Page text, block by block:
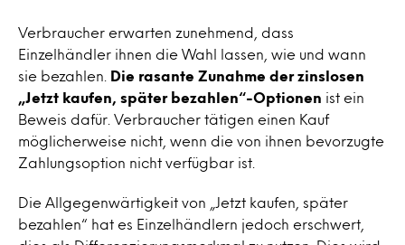
Verbraucher erwarten zunehmend, dass
Einzelhändler ihnen die Wahl lassen, wie und wann
sie bezahlen.
Die rasante Zunahme der zinslosen
„Jetzt kaufen, später bezahlen“-Optionen ist ein
Beweis dafür. Verbraucher tätigen einen Kauf
möglicherweise nicht, wenn die von ihnen bevorzugte
Zahlungsoption nicht verfügbar ist.
Die Allgegenwärtigkeit von „Jetzt kaufen, später
bezahlen“ hat es Einzelhändlern jedoch erschwert,